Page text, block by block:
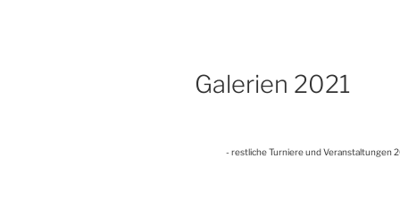
Gale­rien 2021
- rest­li­che Tur­nie­re und Ver­an­stal­tun­gen